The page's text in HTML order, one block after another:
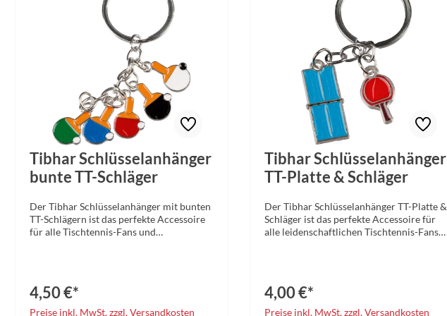
Schlüsselanhänger, Taschenanhänger oder
Tibhar Schlüsselanhänger
bunte TT-Schläger
Der Tibhar Schlüsselanhänger mit bunten
TT-Schlägern ist das perfekte Accessoire
für alle Tischtennis-Fans und
Schlüsselanhänger ein klares Statement
für die Leidenschaft zum
4,50 €*
Preise inkl. MwSt. zzgl. Versandkosten
Tibhar Schlüsselanhänger
TT-Platte & Schläger
Der Tibhar Schlüsselanhänger TT-Platte &
Schläger ist das perfekte Accessoire für
alle leidenschaftlichen Tischtennis-Fans
Leidenschaft für diesen faszinierenden
Sport immer und überall mit
4,00 €*
Preise inkl. MwSt. zzgl. Versandkosten